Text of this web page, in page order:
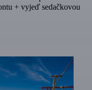
+ vyjeď sedačkovou